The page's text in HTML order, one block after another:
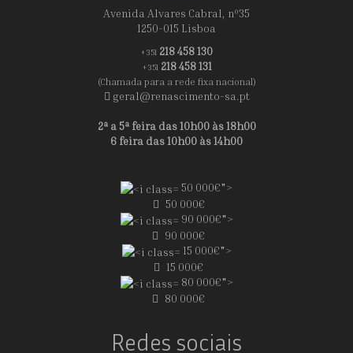
Avenida Alvares Cabral, nº35
1250-015 Lisboa
+351 218 458 130
+351 218 458 131
(Chamada para a rede fixa nacional)
geral@renascimento-sa.pt
2ª a 5ª feira das 10h00 às 18h00
6 feira das 10h00 às 14h00
50 000€">
50 000€
90 000€">
90 000€
15 000€">
15 000€
80 000€">
80 000€
Redes sociais